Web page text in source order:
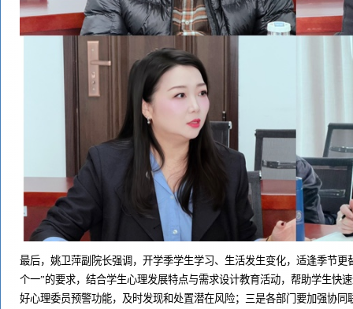
最后，姚卫萍副院长强调，开学季学生学习、生活发生变化，适逢季节
个一”的要求，结合学生心理发展特点与需求设计教育活动，帮助学生快
好心理委员预警功能，及时发现和处置潜在风险；三是各部门要加强协